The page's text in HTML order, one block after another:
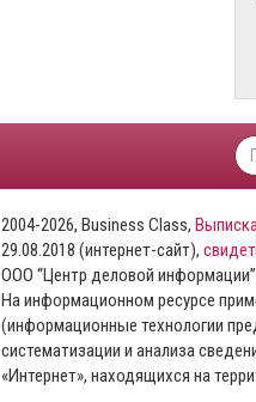
2004-2026, Business Class,
29.08.2018 (интернет-сайт),
ООО “Центр деловой информации”
На информационном ресурсе
(информационные технологии
систематизации и анализа
«Интернет», находящихся на